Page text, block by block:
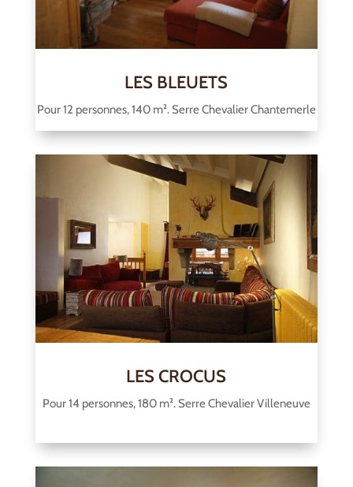
LES BLEUETS
Pour 12 personnes, 140 m². Serre Chevalier Chantemerle
LES CROCUS
Pour 14 personnes, 180 m². Serre Chevalier Villeneuve